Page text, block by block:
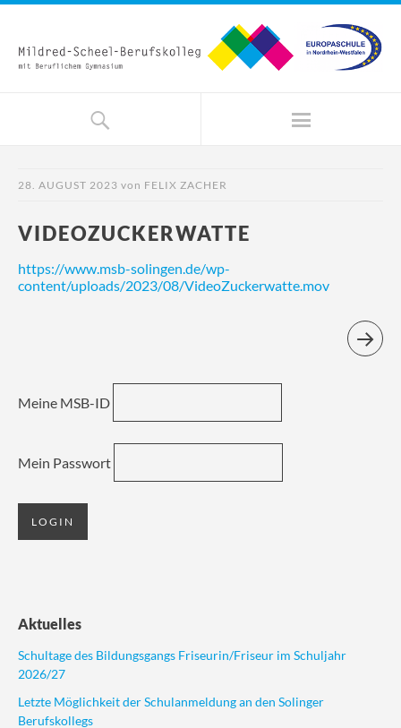
28. AUGUST 2023 von FELIX ZACHER
VIDEOZUCKERWATTE
https://www.msb-solingen.de/wp-
content/uploads/2023/08/VideoZuckerwatte.mov
Meine MSB-ID
Mein Passwort
Aktuelles
Schultage des Bildungsgangs Friseurin/Friseur im Schuljahr
2026/27
Letzte Möglichkeit der Schulanmeldung an den Solinger
Berufskollegs